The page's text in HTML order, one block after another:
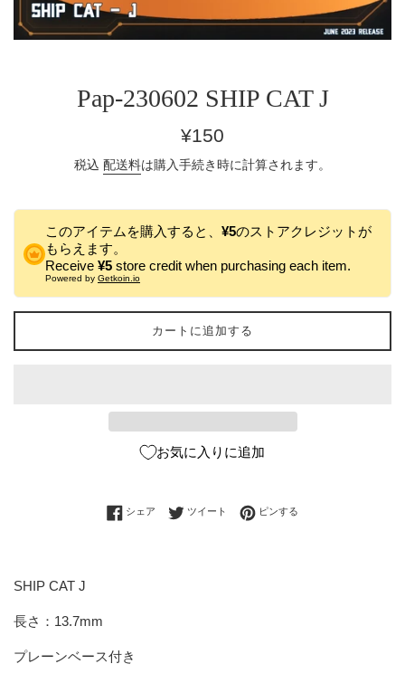
Pap-230602 SHIP CAT J
通
価
¥150
税込 配送料は購入手続き時に計算されます。
このアイテムを購入すると、 ¥5のストアクレジットが
もらえます。
Receive ¥5 store credit when purchasing each item.
Powered by Getkoin.io
カートに追加する
お気に入りに追加
シェア Facebookでシェアする
ツイート Twitterに投稿する
ピンする
SHIP CAT J
長さ：13.7mm
プレーンベース付き